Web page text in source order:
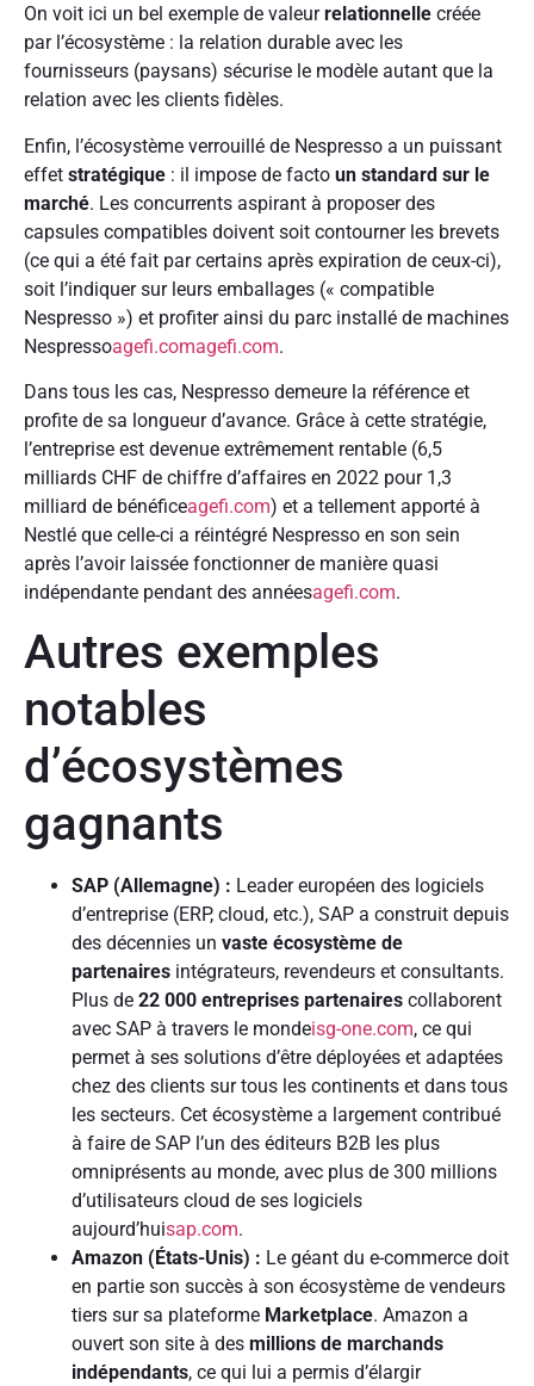
On voit ici un bel exemple de valeurrelationnelle créée
par l’écosystème : la relation durable avec les
fournisseurs (paysans) sécurise le modèle autant que la
relation avec les clients fidèles.
Enfin, l’écosystème verrouillé de Nespresso a un puissant
effet stratégique : il impose de facto un standard sur le
marché. Les concurrents aspirant à proposer des
capsules compatibles doivent soit contourner les brevets
(ce qui a été fait par certains après expiration de ceux-ci),
soit l’indiquer sur leurs emballages (« compatible
Nespresso ») et profiter ainsi du parc installé de machines
Nespressoagefi.comagefi.com.
Dans tous les cas, Nespresso demeure la référence et
profite de sa longueur d’avance. Grâce à cette stratégie,
l’entreprise est devenue extrêmement rentable (6,5
milliards CHF de chiffre d’affaires en 2022 pour 1,3
milliard de bénéficeagefi.com) et a tellement apporté à
Nestlé que celle-ci a réintégré Nespresso en son sein
après l’avoir laissée fonctionner de manière quasi
indépendante pendant des annéesagefi.com.
Autres exemples
notables
d’écosystèmes
gagnants
SAP (Allemagne) : Leader européen des logiciels
d’entreprise (ERP, cloud, etc.), SAP a construit depuis
des décennies un vaste écosystème de
partenaires intégrateurs, revendeurs et consultants.
Plus de 22 000 entreprises partenaires collaborent
avec SAP à travers le mondeisg-one.com, ce qui
permet à ses solutions d’être déployées et adaptées
chez des clients sur tous les continents et dans tous
les secteurs. Cet écosystème a largement contribué
à faire de SAP l’un des éditeurs B2B les plus
omniprésents au monde, avec plus de 300 millions
d’utilisateurs cloud de ses logiciels
aujourd’huisap.com.
Amazon (États-Unis) : Le géant du e-commerce doit
en partie son succès à son écosystème de vendeurs
tiers sur sa plateforme Marketplace. Amazon a
ouvert son site à des millions de marchands
indépendants, ce qui lui a permis d’élargir